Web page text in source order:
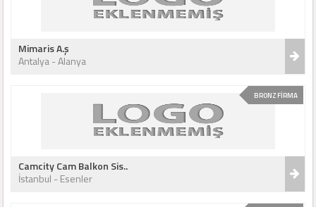
Mimaris A.ş
Antalya - Alanya
BRONZ FİRMA
Camcity Cam Balkon Sis..
İstanbul - Esenler